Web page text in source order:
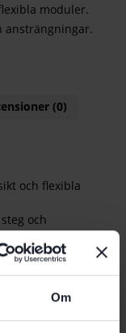
Om
moduler.
ansträngningar.
(0)
och flexibla
och